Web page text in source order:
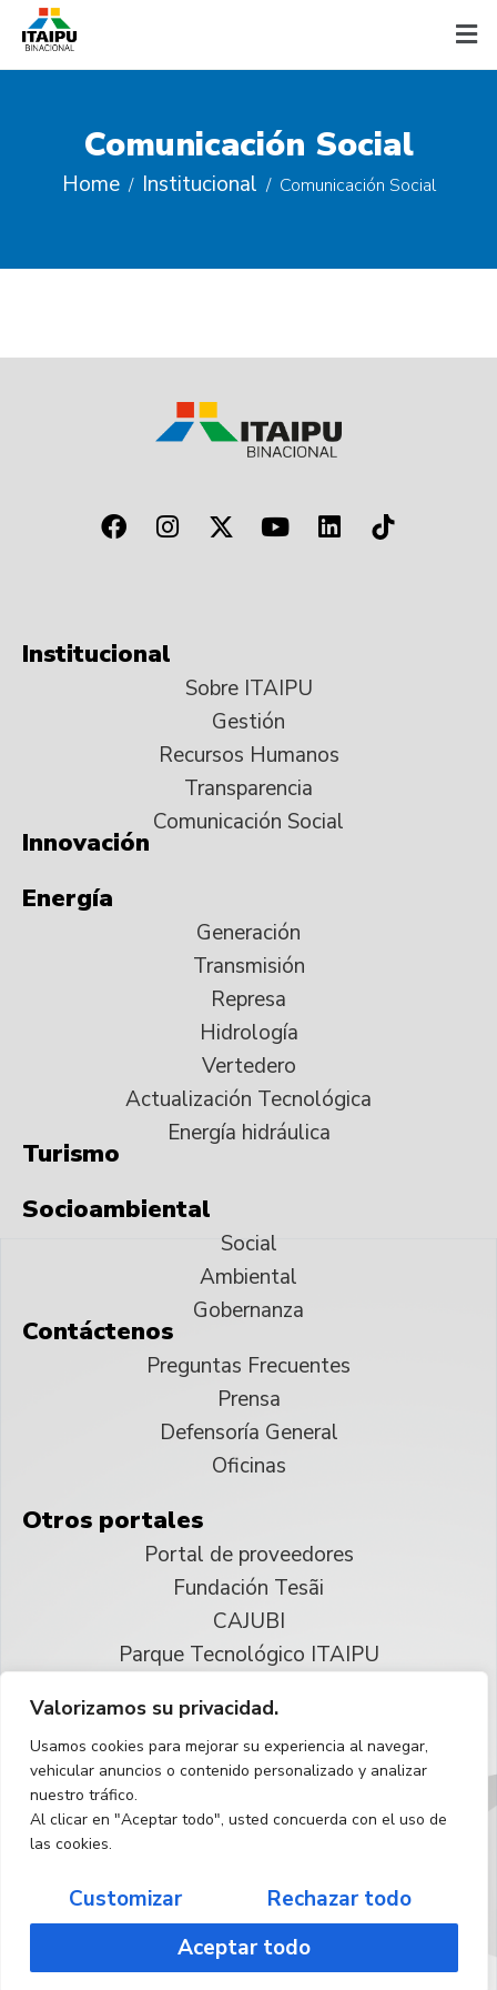
Valorizamos su privacidad.
Usamos cookies para mejorar su experiencia al navegar,
vehicular anuncios o contenido personalizado y analizar
nuestro tráfico.
Al clicar en "Aceptar todo", usted concuerda con el uso de
las cookies.
Customizar
Rechazar todo
Aceptar todo
Comunicación Social
Home Institucional Comunicación Social
Institucional
Sobre ITAIPU
Gestión
Recursos Humanos
Transparencia
Comunicación Social
Innovación
Energía
Generación
Transmisión
Represa
Hidrología
Vertedero
Actualización Tecnológica
Energía hidráulica
Turismo
Socioambiental
Social
Ambiental
Gobernanza
Contáctenos
Preguntas Frecuentes
Prensa
Defensoría General
Oficinas
Otros portales
Portal de proveedores
Fundación Tesãi
CAJUBI
Parque Tecnológico ITAIPU
Reservados todos los derechos
Español